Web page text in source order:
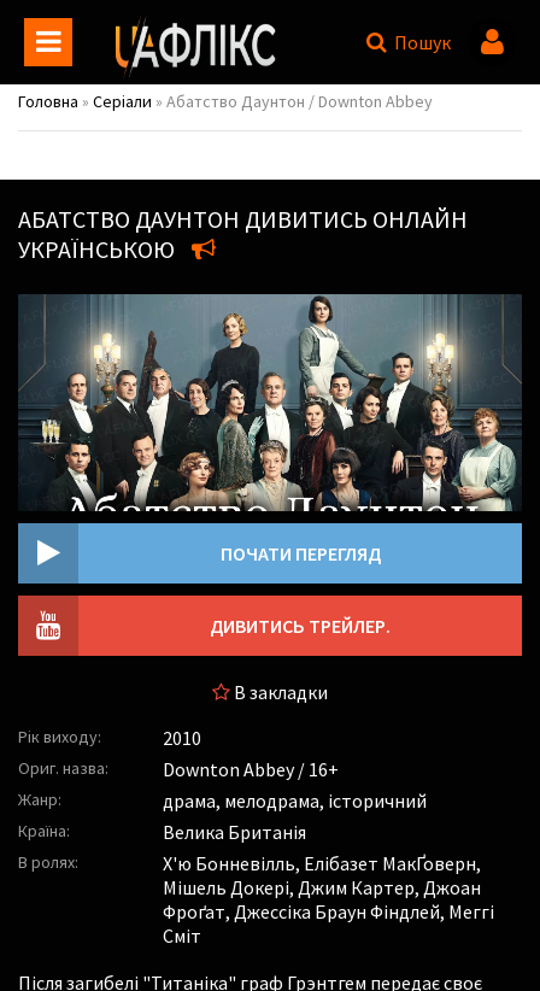
Пошук
Головна » Серіали » Абатство Даунтон / Downton Abbey
АБАТСТВО ДАУНТОН ДИВИТИСЬ ОНЛАЙН
УКРАЇНСЬКОЮ
ПОЧАТИ ПЕРЕГЛЯД
ДИВИТИСЬ ТРЕЙЛЕР.
В закладки
Рік виходу: 2010
Ориг. назва: Downton Abbey / 16+
Жанр: драма, мелодрама, історичний
Країна: Велика Британія
В ролях: Х'ю Бонневілль, Елібазет МакҐоверн,
Мішель Докері, Джим Картер, Джоан
Фроґат, Джессіка Браун Фіндлей, Меггі
Сміт
Після загибелі "Титаніка" граф Грэнтгем передає своє